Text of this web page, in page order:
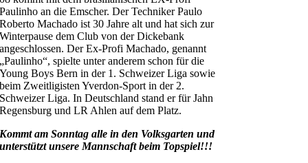
Paulinho an die Emscher. Der Techniker Paulo
Roberto Machado ist 30 Jahre alt und hat sich zur
Winterpause dem Club von der Dickebank
angeschlossen. Der Ex-Profi Machado, genannt
„Paulinho“, spielte unter anderem schon für die
Young Boys Bern in der 1. Schweizer Liga sowie
beim Zweitligisten Yverdon-Sport in der 2.
Schweizer Liga. In Deutschland stand er für Jahn
Regensburg und LR Ahlen auf dem Platz.
Kommt am Sonntag alle in den Volksgarten und
unterstützt unsere Mannschaft beim Topspiel!!!